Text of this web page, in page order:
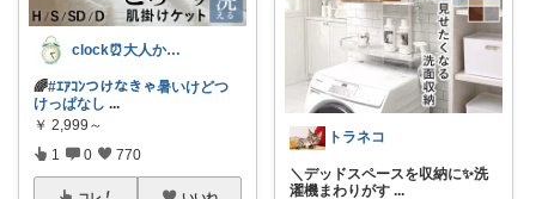
clock⏰大人かわいい
🌈#ｴｱｺﾝつけなきゃ暑いけどつ
けっぱなし ...
￥ 2,999～
1 0 770
コレ いいね
トラネコ
＼デッドスペースを収納に✨洗
濯機まわりがす ...